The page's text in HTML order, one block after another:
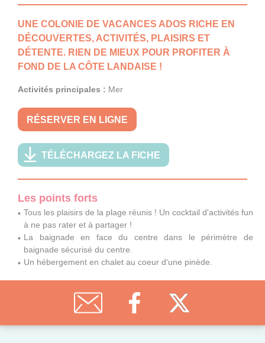
UNE COLONIE DE VACANCES ADOS RICHE EN
DÉCOUVERTES, ACTIVITÉS, PLAISIRS ET
DÉTENTE. RIEN DE MIEUX POUR PROFITER À
FOND DE LA CÔTE LANDAISE !
Activités principales : Mer
RÉSERVER EN LIGNE
TÉLÉCHARGEZ LA FICHE
Les points forts
Tous les plaisirs de la plage réunis ! Un cocktail d'activités fun
à ne pas rater et à partager !
La baignade en face du centre dans le périmètre de
baignade sécurisé du centre.
Un hébergement en chalet au coeur d'une pinède.